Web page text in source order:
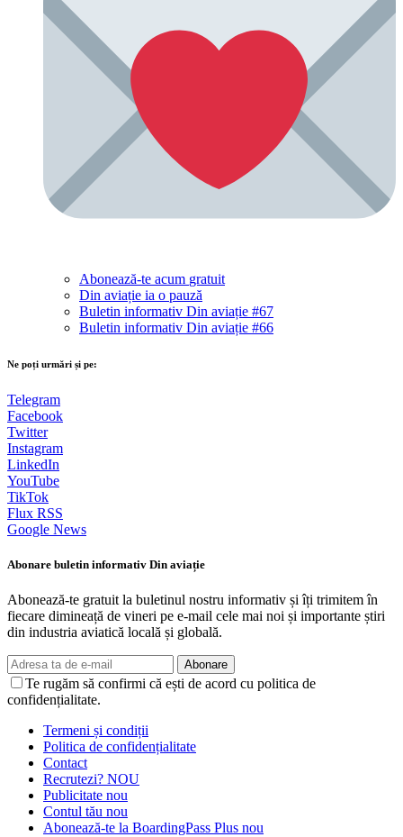
Abonează-te acum gratuit
Din aviație ia o pauză
Buletin informativ Din aviație #67
Buletin informativ Din aviație #66
Ne poți urmări și pe:
Telegram
Facebook
Twitter
Instagram
LinkedIn
YouTube
TikTok
Flux RSS
Google News
Abonare buletin informativ Din aviație
Abonează-te gratuit la buletinul nostru informativ și îți trimitem în
fiecare dimineață de vineri pe e-mail cele mai noi și importante știri
din industria aviatică locală și globală.
Abonare
Te rugăm să confirmi că ești de acord cu politica de
confidențialitate.
Termeni și condiții
Politica de confidențialitate
Contact
Recrutezi? NOU
Publicitate nou
Contul tău nou
Abonează-te la BoardingPass Plus nou